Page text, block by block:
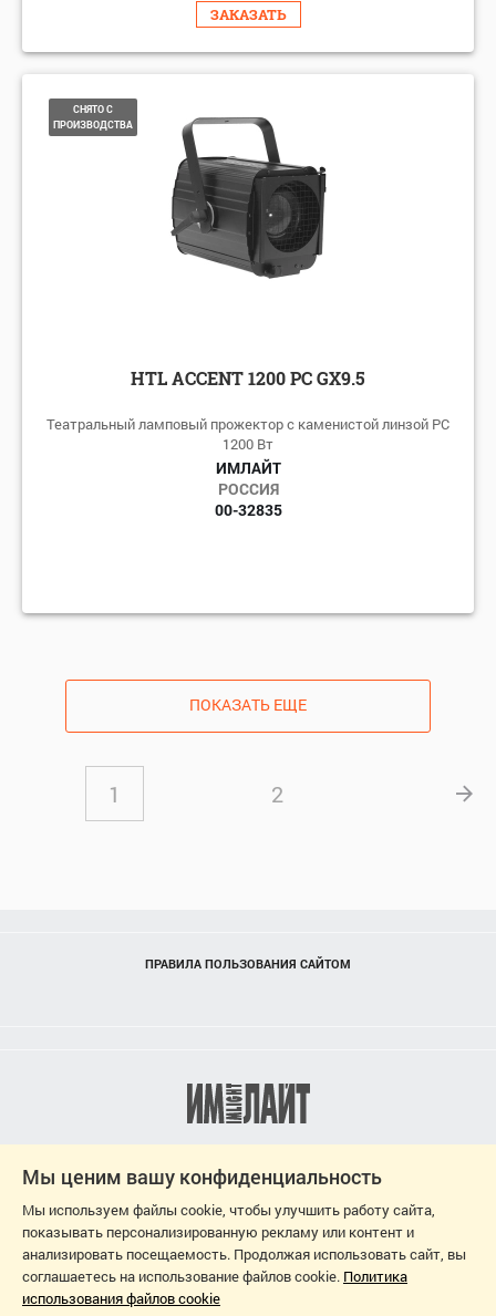
ЗАКАЗАТЬ
СНЯТО С
ПРОИЗВОДСТВА
HTL ACCENT 1200 PC GX9.5
Театральный ламповый прожектор с каменистой линзой PC
1200 Вт
ИМЛАЙТ
РОССИЯ
00-32835
ПОКАЗАТЬ ЕЩЕ
1 2
ПРАВИЛА ПОЛЬЗОВАНИЯ САЙТОМ
Мы ценим вашу конфиденциальность
Мы используем файлы cookie, чтобы улучшить работу сайта,
показывать персонализированную рекламу или контент и
анализировать посещаемость. Продолжая использовать сайт, вы
соглашаетесь на использование файлов cookie. Политика
использования файлов cookie